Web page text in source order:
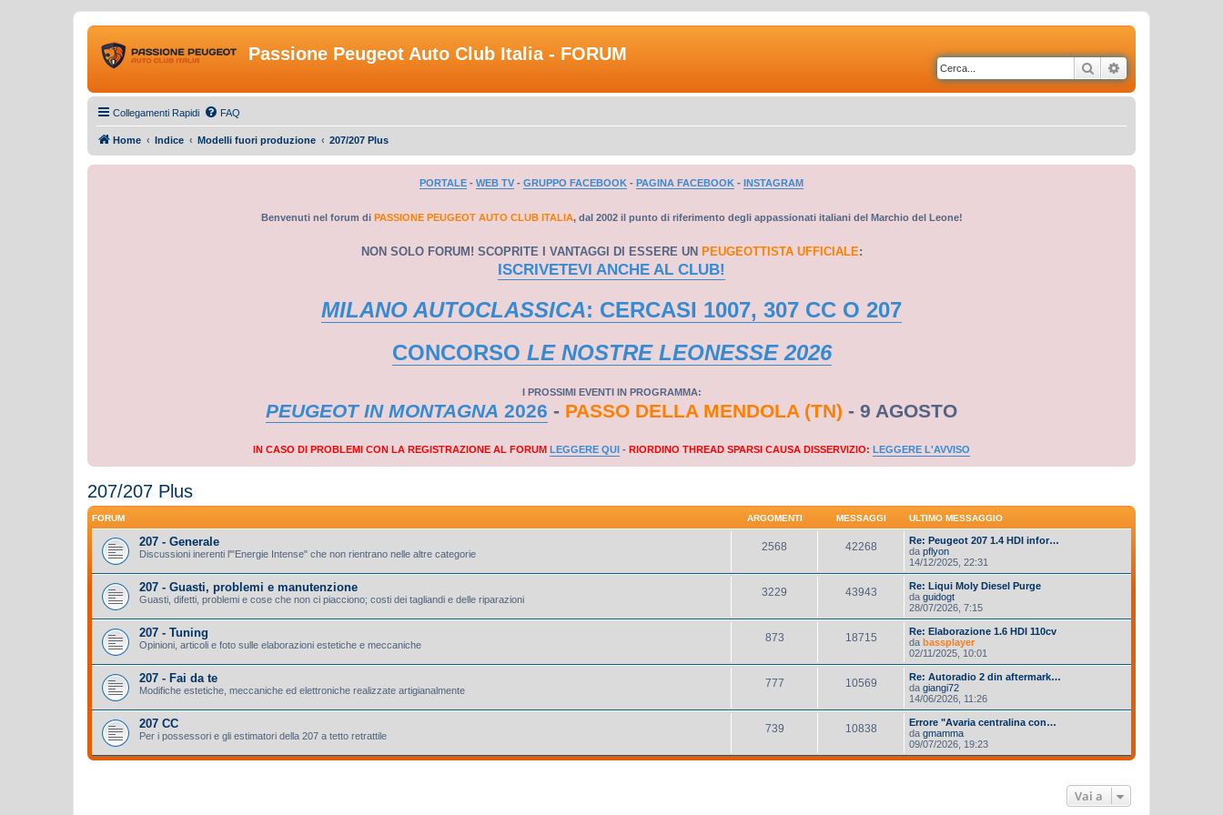
Passione Peugeot Auto Club Italia - FORUM
Cerca
Collegamenti Rapidi FAQ
Home Indice Modelli fuori produzione 207/207 Plus
PORTALE - WEB TV - GRUPPO FACEBOOK - PAGINA FACEBOOK - INSTAGRAM
Benvenuti nel forum di PASSIONE PEUGEOT AUTO CLUB ITALIA, dal 2002 il punto di riferimento degli appassionati italiani del Marchio del Leone!
NON SOLO FORUM! SCOPRITE I VANTAGGI DI ESSERE UN PEUGEOTTISTA UFFICIALE:
ISCRIVETEVI ANCHE AL CLUB!
MILANO AUTOCLASSICA: CERCASI 1007, 307 CC O 207
CONCORSO LE NOSTRE LEONESSE 2026
I PROSSIMI EVENTI IN PROGRAMMA:
PEUGEOT IN MONTAGNA 2026 - PASSO DELLA MENDOLA (TN) - 9 AGOSTO
IN CASO DI PROBLEMI CON LA REGISTRAZIONE AL FORUM LEGGERE QUI - RIORDINO THREAD SPARSI CAUSA DISSERVIZIO: LEGGERE L'AVVISO
207/207 Plus
FORUM ARGOMENTI MESSAGGI ULTIMO MESSAGGIO
207 - Generale
Discussioni inerenti l'"Energie Intense" che non rientrano nelle altre categorie
2568 42268
Re: Peugeot 207 1.4 HDI infor…
da pflyon
14/12/2025, 22:31
207 - Guasti, problemi e manutenzione
Guasti, difetti, problemi e cose che non ci piacciono; costi dei tagliandi e delle riparazioni
3229 43943
Re: Liqui Moly Diesel Purge
da guidogt
28/07/2026, 7:15
207 - Tuning
Opinioni, articoli e foto sulle elaborazioni estetiche e meccaniche
873 18715
Re: Elaborazione 1.6 HDI 110cv
da bassplayer
02/11/2025, 10:01
207 - Fai da te
Modifiche estetiche, meccaniche ed elettroniche realizzate artigianalmente
777 10569
Re: Autoradio 2 din aftermark…
da giangi72
14/06/2026, 11:26
207 CC
Per i possessori e gli estimatori della 207 a tetto retrattile
739 10838
Errore "Avaria centralina con…
da gmamma
09/07/2026, 19:23
Vai a